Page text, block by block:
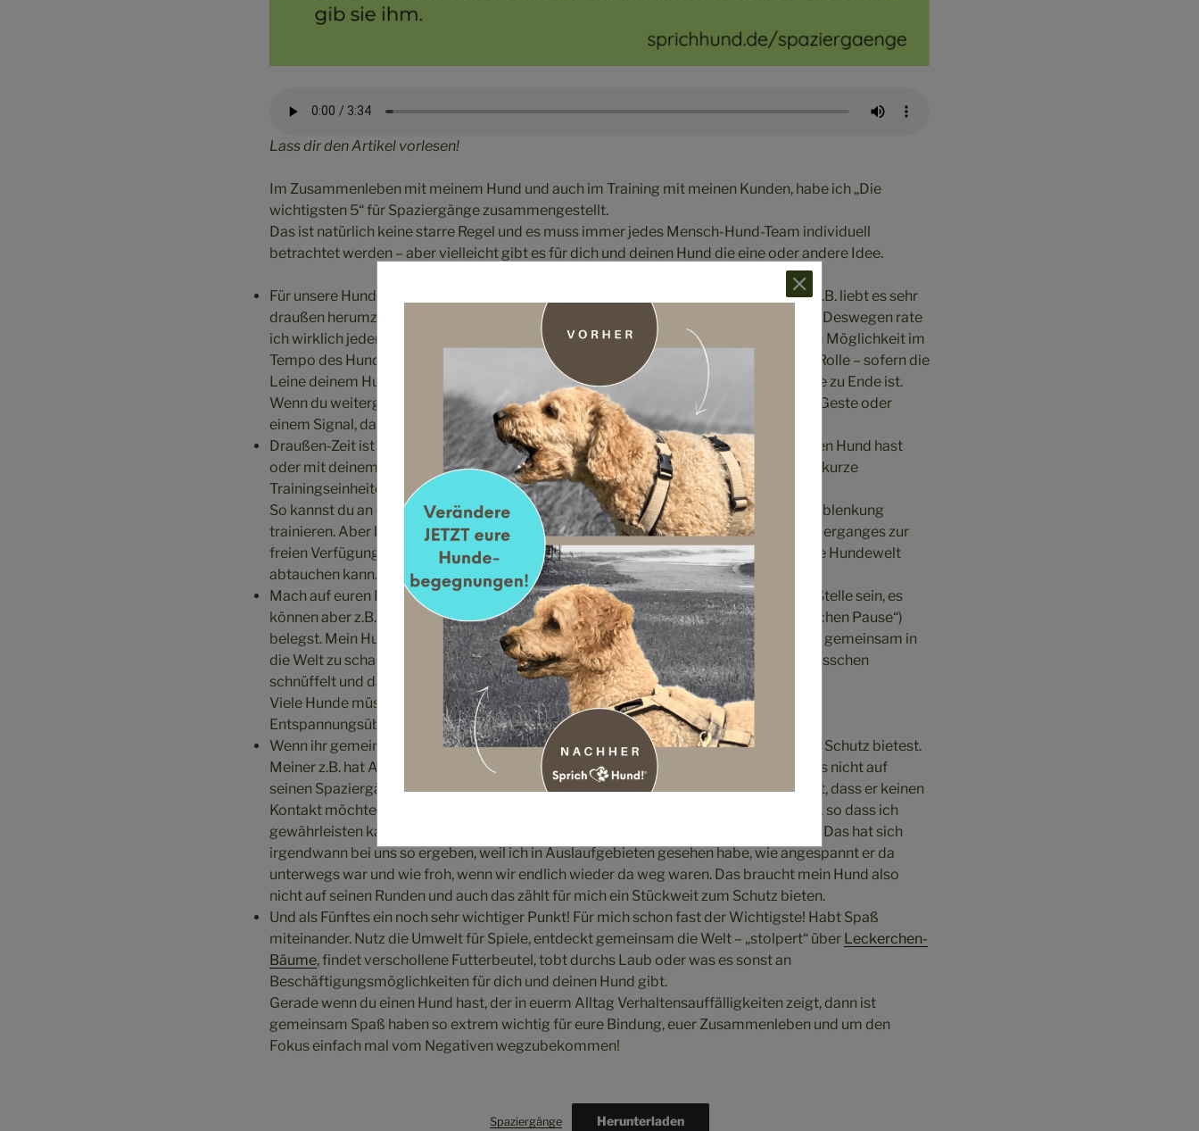
Lass dir den Artikel vorlesen!
Im Zusammenleben mit meinem Hund und auch im Training mit meinen Kunden, habe ich „Die
wichtigsten 5“ für Spaziergänge zusammengestellt.
Das ist natürlich keine starre Regel und es muss immer jedes Mensch-Hund-Team individuell
betrachtet werden – aber vielleicht gibt es für dich und deinen Hund die eine oder andere Idee.
Für unsere Hunde ist der Spaziergang oftmals die schönste Zeit am Tag. Mein Hund z.B. liebt es sehr
draußen herumzulaufen und sich die vielen Gerüche durch die Nase wehen zu lassen. Deswegen rate
ich wirklich jedem Hundebesitzer, dass er seinen Hund schnüffeln lässt. Und das nach Möglichkeit im
Tempo des Hundes. Ob er dabei im Freilauf ist oder angeleint, spielt eigentlich keine Rolle – sofern die
Leine deinem Hund etwas Spielraum lässt und du ihm auch mal folgst, wenn die Leine zu Ende ist.
Wenn du weitergehen möchtest, dann sprich deinen Hund kurz an zeig ihm mit einer Geste oder
einem Signal, dass ihr nun euern Weg fortsetzt. Zieh ihn bitte nicht einfach weiter!
Draußen-Zeit ist natürlich auch gerne Trainingszeit! Gerade wenn du noch einen jungen Hund hast
oder mit deinem älteren Gefährten etwas Neues einüben möchtest, dann bieten sich kurze
Trainingseinheiten auf euerm Spaziergang an.
So kannst du an der Leinenführigkeit, am Rückruf, aber auch an kleinen Tricks unter Ablenkung
trainieren. Aber bitte in Maßen – Pi mal Daumen sollten deinem Hund 70 % des Spazierganges zur
freien Verfügung stehen. Wo er einfach seine Seele baumeln lassen kann oder in seine Hundewelt
abtauchen kann.
Mach auf euren Runden eine gemeinsame Pause. Das kann z.B. immer an derselben Stelle sein, es
können aber z.B. auch verschiedene Bänke sein, die du mit einem Signal (z.B. „wir machen Pause“)
belegst. Mein Hund liebt es in den Pausen Körperkontakt zu mir zu haben und mit mir gemeinsam in
die Welt zu schauen. Es ist aber genauso okay, wenn dein Hund im Leinenradius ein bisschen
schnüffelt und dabei ein Stückweit entspannt.
Viele Hunde müssen das Entspannen zu Anfang erst lernen – oftmals helfen dann
Entspannungsübungen (
Isometrische Übungen
Wenn ihr gemeinsam unterwegs seid, finde ich es sehr wichtig, dass du deinem Hund Schutz bietest.
Meiner z.B. hat Angst vor großen Hunden. Natürlich trainieren wir daran! Aber er muss nicht auf
seinen Spaziergängen in den Direktkontakt, wenn er mir körpersprachlich signalisiert, dass er keinen
Kontakt möchte. Wir wählen tatsächlich fast nur Strecken, wo Leinenpflicht herrscht, so dass ich
gewährleisten kann, dass es so gut wie nie zu unkontrollierten Begegnungen kommt. Das hat sich
irgendwann bei uns so ergeben, weil ich in Auslaufgebieten gesehen habe, wie angespannt er da
unterwegs war und wie froh, wenn wir endlich wieder da weg waren. Das braucht mein Hund also
nicht auf seinen Runden und auch das zählt für mich ein Stückweit zum Schutz bieten.
Und als Fünftes ein noch sehr wichtiger Punkt! Für mich schon fast der Wichtigste! Habt Spaß
miteinander. Nutz die Umwelt für Spiele, entdeckt gemeinsam die Welt – „stolpert“ über Leckerchen-
Bäume, findet verschollene Futterbeutel, tobt durchs Laub oder was es sonst an
Beschäftigungsmöglichkeiten für dich und deinen Hund gibt.
Gerade wenn du einen Hund hast, der in euerm Alltag Verhaltensauffälligkeiten zeigt, dann ist
gemeinsam Spaß haben so extrem wichtig für eure Bindung, euer Zusammenleben und um den
Fokus einfach mal vom Negativen wegzubekommen!
Spaziergänge Herunterladen